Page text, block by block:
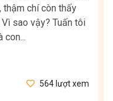
thậm chí còn thấy
sao vậy? Tuấn tôi
con...
564 lượt xem